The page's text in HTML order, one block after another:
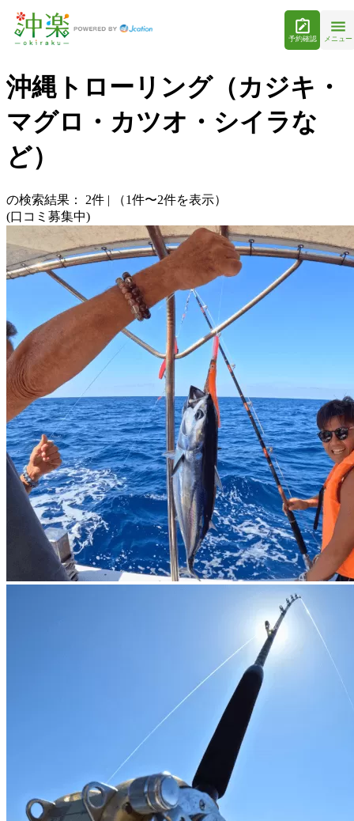
予約確認 メニュー
沖縄トローリング（カジキ・
マグロ・カツオ・シイラな
ど）
の検索結果： 2件 |
（1件〜2件を表示）
(口コミ募集中)